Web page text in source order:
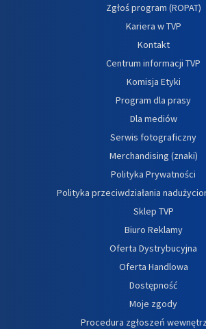
Zgłoś program (ROPAT)
Kariera w TVP
Kontakt
Centrum informacji TVP
Komisja Etyki
Program dla prasy
Dla mediów
Serwis fotograficzny
Merchandising (znaki)
Polityka Prywatności
Polityka przeciwdziałania
Sklep TVP
Biuro Reklamy
Oferta Dystrybucyjna
Oferta Handlowa
Dostępność
Moje zgody
Procedura zgłoszeń